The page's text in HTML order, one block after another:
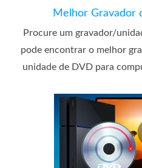
Melhor Gravador
Procure um gravador/
pode encontrar o melhor
unidade de DVD para